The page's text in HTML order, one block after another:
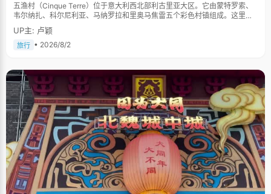
五渔村（Cinque Terre）位于意大利西北部利古里亚大区。它由蒙特罗索、
韦尔纳扎、科尔尼利亚、马纳罗拉和里奥马焦雷五个彩色村镇组成。这里依
山傍海，房屋色彩斑斓，1997年被列为世界文化遗产。
UP主: 卢颖
旅行 • 2026/8/2